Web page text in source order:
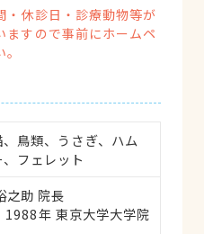
休診日・診療動物等が
すので事前にホームペ
鳥類、うさぎ、ハム
フェレット
之助 院長
年 東京大学大学院